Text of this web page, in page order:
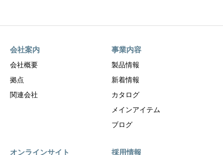
会社案内
会社概要
拠点
関連会社
事業内容
製品情報
新着情報
カタログ
メインアイテム
ブログ
オンラインサイト 採用情報